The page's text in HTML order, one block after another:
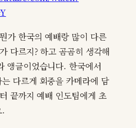
가 한국의 예배랑 많이 다른
다르지? 하고 곰곰히 생각해
앵글이었습니다. 한국에서
다르게 회중을 카메라에 담
끝까지 예배 인도팀에게 초
.